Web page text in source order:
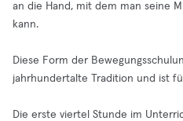
an die Hand, mit dem man seine
kann.
Diese Form der
jahrhundertalte Tradition und ist
Die erste viertel Stunde im